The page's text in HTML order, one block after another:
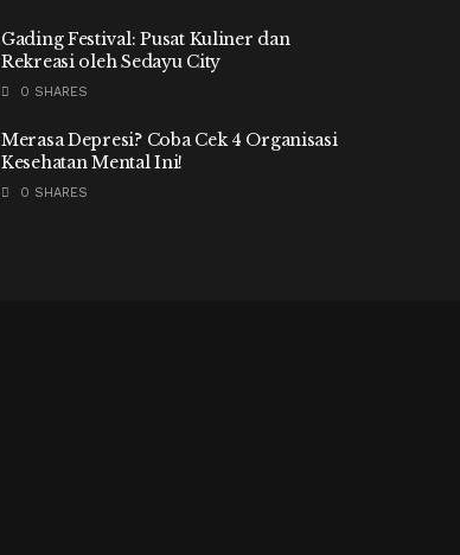
Gading Festival: Pusat Kuliner dan
Rekreasi oleh Sedayu City
0 SHARES
Merasa Depresi? Coba Cek 4 Organisasi
Kesehatan Mental Ini!
0 SHARES